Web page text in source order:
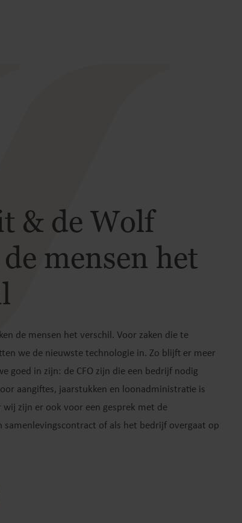
& de Wolf
mensen het
de mensen het verschil. Voor zaken die te
we de nieuwste technologie in. Zo blijft er meer
goed in zijn: de CFO zijn die een bedrijf nodig
aangiftes, jaarstukken en loonadministratie is
wij zijn er ook voor een gesprek met de
samenlevingscontract of als het bedrijf overgaat op